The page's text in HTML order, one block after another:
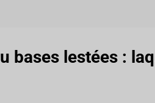
bases lestées :